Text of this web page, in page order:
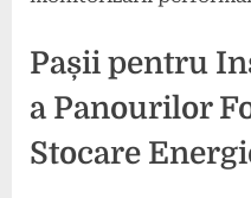
Pașii pentru
a Panourilor
Stocare